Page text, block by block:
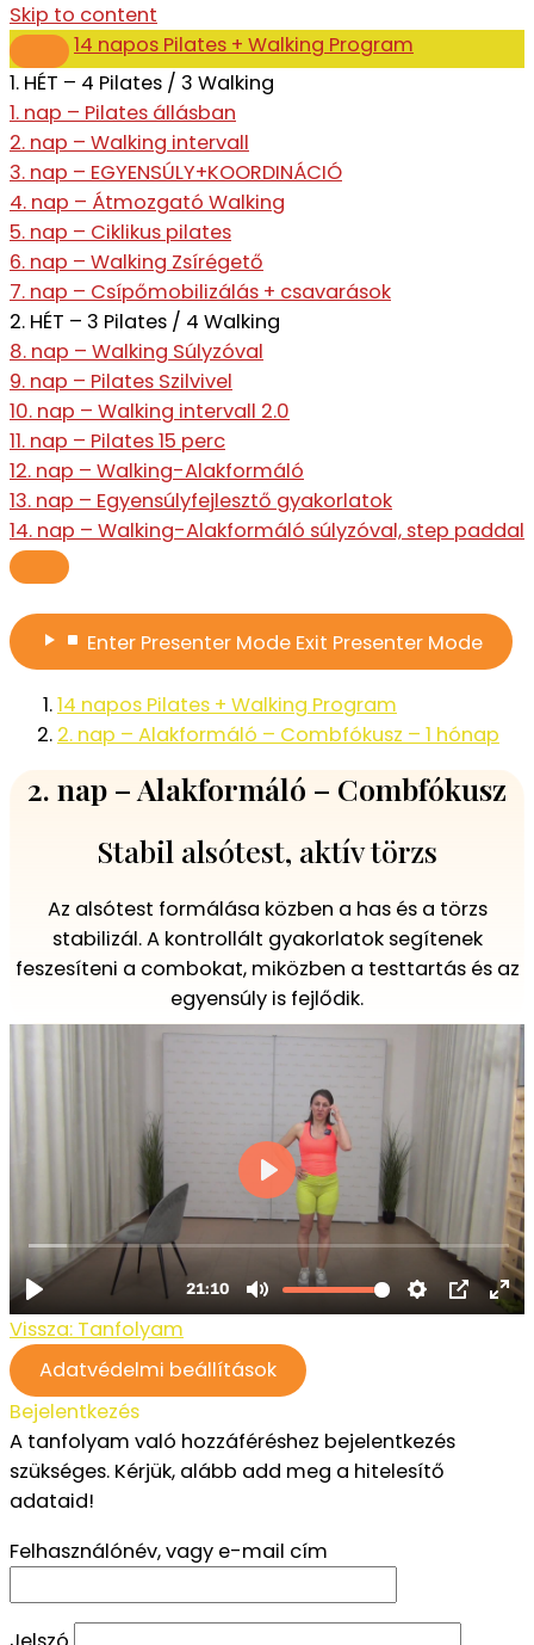
Skip to content
14 napos Pilates + Walking Program
1. HÉT – 4 Pilates / 3 Walking
1. nap – Pilates állásban
2. nap – Walking intervall
3. nap – EGYENSÚLY+KOORDINÁCIÓ
4. nap – Átmozgató Walking
5. nap – Ciklikus pilates
6. nap – Walking Zsírégető
7. nap – Csípőmobilizálás + csavarások
2. HÉT – 3 Pilates / 4 Walking
8. nap – Walking Súlyzóval
9. nap – Pilates Szilvivel
10. nap – Walking intervall 2.0
11. nap – Pilates 15 perc
12. nap – Walking-Alakformáló
13. nap – Egyensúlyfejlesztő gyakorlatok
14. nap – Walking-Alakformáló súlyzóval, step paddal
Enter Presenter Mode Exit Presenter Mode
14 napos Pilates + Walking Program
2. nap – Alakformáló – Combfókusz – 1 hónap
2. nap – Alakformáló – Combfókusz
Stabil alsótest, aktív törzs
Az alsótest formálása közben a has és a törzs
stabilizál. A kontrollált gyakorlatok segítenek
feszesíteni a combokat, miközben a testtartás és az
egyensúly is fejlődik.
Vissza: Tanfolyam
Adatvédelmi beállítások
Bejelentkezés
A tanfolyam való hozzáféréshez bejelentkezés
szükséges. Kérjük, alább add meg a hitelesítő
adataid!
Felhasználónév, vagy e-mail cím